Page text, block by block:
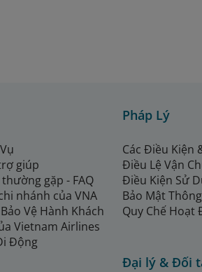
giúp
gặp - FAQ
nhánh của VNA
Vệ Hành Khách
Vietnam Airlines
Động
Pháp Lý
Các Điều Kiện
Điều Lệ Vận
Điều Kiện Sử
Bảo Mật
Quy Chế Hoạt
Đại lý & Đối